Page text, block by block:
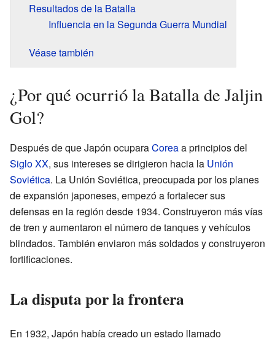
Resultados de la Batalla
Influencia en la Segunda Guerra Mundial
Véase también
¿Por qué ocurrió la Batalla de Jaljin
Gol?
Después de que Japón ocuparaCoreaa principios del
Siglo XX, sus intereses se dirigieron hacia la Unión
Soviética. La Unión Soviética, preocupada por los planes
de expansión japoneses, empezó a fortalecer sus
defensas en la región desde 1934. Construyeron más vías
de tren y aumentaron el número de tanques y vehículos
blindados. También enviaron más soldados y construyeron
fortificaciones.
La disputa por la frontera
En 1932, Japón había creado un estado llamado